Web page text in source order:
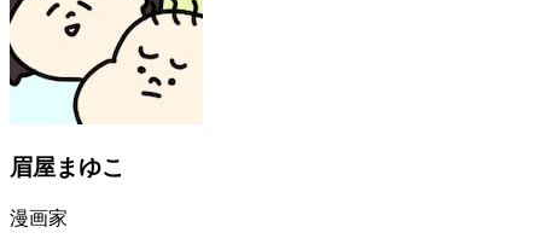
眉屋まゆこ
漫画家